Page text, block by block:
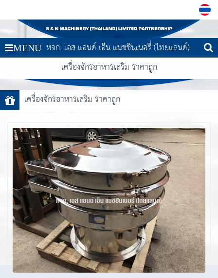
MENU หจก. เอส แอนด์ เอ็น แมชชินเนอรี่ (ไทยแลนด์)
เครื่องจักรอาหารเสริม ราคาถูก
เครื่องจักรอาหารเสริม ราคาถูก